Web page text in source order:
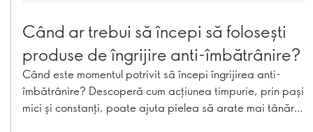
Când ar trebui să începi să folosești
produse de îngrijire anti-îmbătrânire?
Când este momentul potrivit să începi îngrijirea anti-
îmbătrânire? Descoperă cum acțiunea timpurie, prin pași
mici și constanți, poate ajuta pielea să arate mai tânără